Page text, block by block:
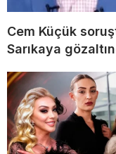
Cem Küçük
Sarıkaya